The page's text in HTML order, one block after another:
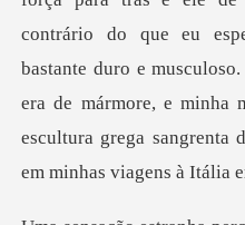
e eu
bastante duro e
era de mármore, e minha